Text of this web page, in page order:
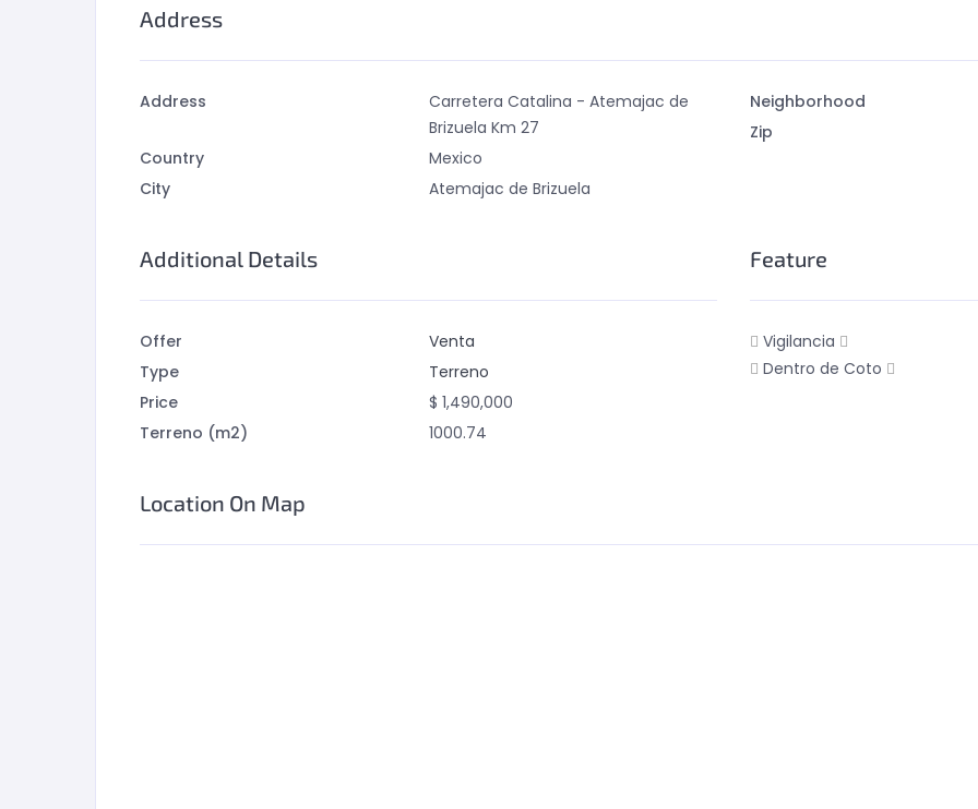
Address
Address
Carretera Catalina - Atemajac de
Brizuela Km 27
Country
Mexico
City
Atemajac de Brizuela
Neighborhood
Zip
Additional Details
Offer
Venta
Type
Terreno
Price
$ 1,490,000
Terreno (m2)
1000.74
Feature
Vigilancia
Dentro de Coto
Location On Map